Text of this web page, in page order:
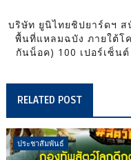
บริษัท ยูนิไทยชิปยาร์ดฯ
พื้นที่แหลมฉบัง ภายใต้โ
กันน็อค) 100 เปอร์เซ็น
RELATED POST
ประชาสัมพันธ์